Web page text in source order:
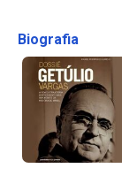
Biografia